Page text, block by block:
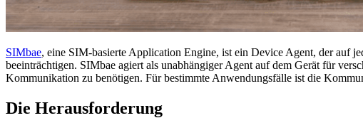
SIMbae, eine SIM-basierte Application Engine, ist ein Device Agent, der auf
beeinträchtigen. SIMbae agiert als unabhängiger Agent auf dem Gerät für
Kommunikation zu benötigen. Für bestimmte Anwendungsfälle ist die
Die Herausforderung